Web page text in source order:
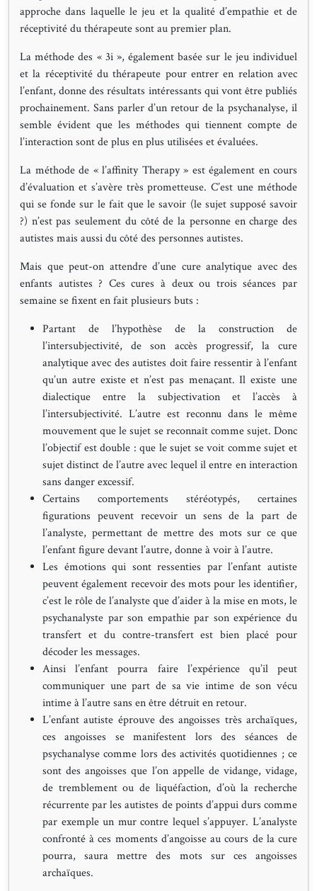
approche dans laquelle le jeu et la qualité d’empathie et de
réceptivité du thérapeute sont au premier plan.
La méthode des « 3i », également basée sur le jeu individuel
et la réceptivité du thérapeute pour entrer en relation avec
l’enfant, donne des résultats intéressants qui vont être publiés
prochainement. Sans parler d’un retour de la psychanalyse, il
semble évident que les méthodes qui tiennent compte de
l’interaction sont de plus en plus utilisées et évaluées.
La méthode de « l’affinity Therapy » est également en cours
d’évaluation et s’avère très prometteuse. C’est une méthode
qui se fonde sur le fait que le savoir (le sujet supposé savoir
?) n’est pas seulement du côté de la personne en charge des
autistes mais aussi du côté des personnes autistes.
Mais que peut-on attendre d’une cure analytique avec des
enfants autistes ? Ces cures à deux ou trois séances par
semaine se fixent en fait plusieurs buts :
Partant de l’hypothèse de la construction de
l’intersubjectivité, de son accès progressif, la cure
analytique avec des autistes doit faire ressentir à l’enfant
qu’un autre existe et n’est pas menaçant. Il existe une
dialectique entre la subjectivation et l’accès à
l’intersubjectivité. L’autre est reconnu dans le même
mouvement que le sujet se reconnaît comme sujet. Donc
l’objectif est double : que le sujet se voit comme sujet et
sujet distinct de l’autre avec lequel il entre en interaction
sans danger excessif.
Certains comportements stéréotypés, certaines
figurations peuvent recevoir un sens de la part de
l’analyste, permettant de mettre des mots sur ce que
l’enfant figure devant l’autre, donne à voir à l’autre.
Les émotions qui sont ressenties par l’enfant autiste
peuvent également recevoir des mots pour les identifier,
c’est le rôle de l’analyste que d’aider à la mise en mots, le
psychanalyste par son empathie par son expérience du
transfert et du contre-transfert est bien placé pour
décoder les messages.
Ainsi l’enfant pourra faire l’expérience qu’il peut
communiquer une part de sa vie intime de son vécu
intime à l’autre sans en être détruit en retour.
L’enfant autiste éprouve des angoisses très archaïques,
ces angoisses se manifestent lors des séances de
psychanalyse comme lors des activités quotidiennes ; ce
sont des angoisses que l’on appelle de vidange, vidage,
de tremblement ou de liquéfaction, d’où la recherche
récurrente par les autistes de points d’appui durs comme
par exemple un mur contre lequel s’appuyer. L’analyste
confronté à ces moments d’angoisse au cours de la cure
pourra, saura mettre des mots sur ces angoisses
archaïques.